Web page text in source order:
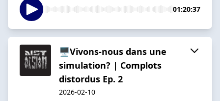
01:20:37
🖥️Vivons-nous dans une
simulation? | Complots
distordus Ep. 2
2026-02-10